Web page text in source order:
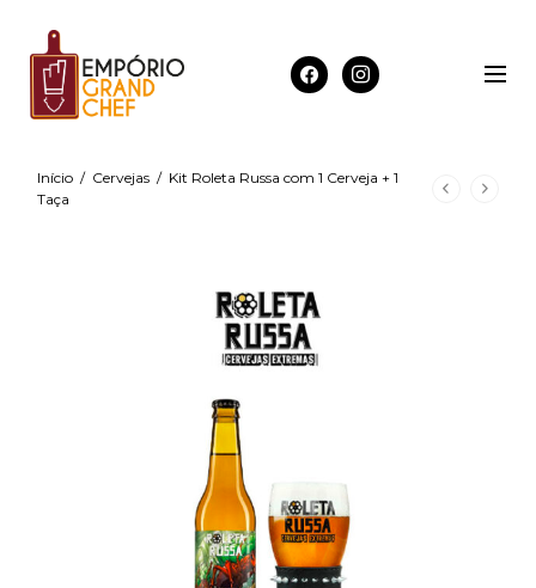
Início / Cervejas / Kit Roleta Russa com 1 Cerveja + 1
Taça